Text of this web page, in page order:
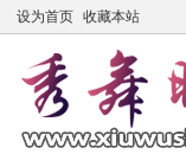
设为首页 收藏本站